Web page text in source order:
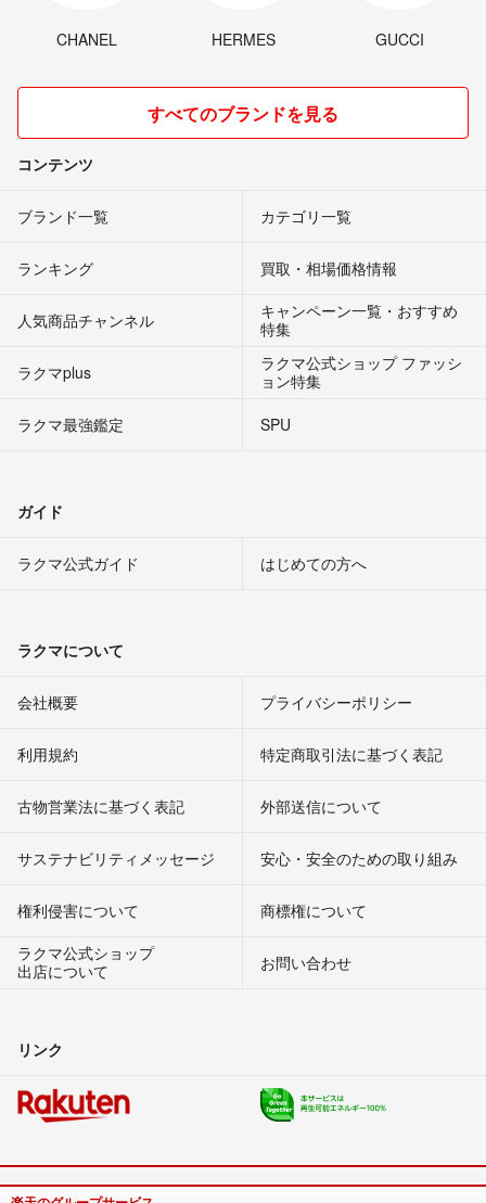
CHANEL HERMES GUCCI
すべてのブランドを見る
コンテンツ
ブランド一覧 カテゴリ一覧
ランキング 買取・相場価格情報
人気商品チャンネル
キャンペーン一覧・おすすめ
特集
ラクマplus
ラクマ公式ショップ ファッシ
ョン特集
ラクマ最強鑑定
SPU
ガイド
ラクマ公式ガイド はじめての方へ
ラクマについて
会社概要 プライバシーポリシー
利用規約 特定商取引法に基づく表記
古物営業法に基づく表記 外部送信について
サステナビリティメッセージ 安心・安全のための取り組み
権利侵害について
商標権について
ラクマ公式ショップ
出店について
お問い合わせ
リンク